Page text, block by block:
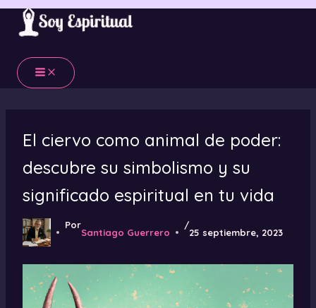
Ir
contenido
El ciervo como animal de poder:
descubre su simbolismo y su
significado espiritual en tu vida
Por
Santiago Guerrero
/
25 septiembre, 2023